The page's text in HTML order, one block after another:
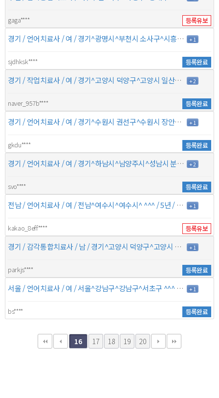
gaga**** 등록유보
경기 / 언어치료사 / 여 / 경기^광명시^부천시 소사구^시흥시 인천^남동구^서구^연수구 / 10년 / 7만원 + 1
sjdhksk**** 등록완료
경기 / 작업치료사 / 여 / 경기^고양시 덕양구^고양시 일산동구^고양시 일산서구 서울^마포구^서대문구^ / 10년 / 7만원 + 2
naver_957b**** 등록완료
경기 / 언어치료사 / 여 / 경기^수원시 권선구^수원시 장안구^수원시 팔달구 ^^^ / 7년 / 7만원 + 1
gkdu**** 등록완료
경기 / 언어치료사 / 여 / 경기^하남시^남양주시^성남시 분당구 ^^^ / 10년 / 9만원 + 2
svo**** 등록완료
전남 / 언어치료사 / 여 / 전남^여수시^여수시^ ^^^ / 5년 / 6만원 + 1
kakao_8eff**** 등록유보
경기 / 감각통합치료사 / 남 / 경기^고양시 덕양구^고양시 일산동구^고양시 일산서구 서울^강서구^마포구^은평구 / 3년 / 6만원 + 1
parkjs**** 등록완료
서울 / 언어치료사 / 여 / 서울^강남구^강남구^서초구 ^^^ / 7년 / 10만원 + 1
bs**** 등록완료
16 17 18 19 20